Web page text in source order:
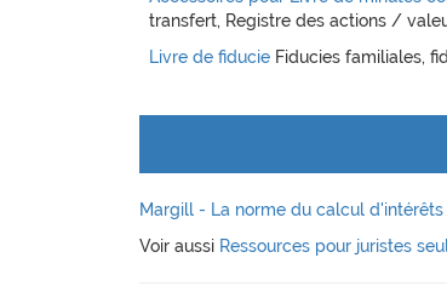
transfert, Registre des actions /
Livre de fiducieFiducies familiales,
Margill - La norme du calcul
Voir aussi Ressources pour juristes